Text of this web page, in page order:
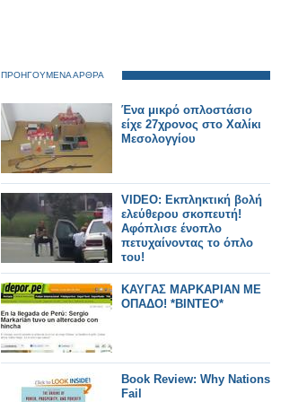
ΠΡΟΗΓΟΥΜΕΝΑ ΑΡΘΡΑ
Ένα μικρό οπλοστάσιο
είχε 27χρονος στο Χαλίκι
Μεσολογγίου
VIDEO: Εκπληκτική βολή
ελεύθερου σκοπευτή!
Αφόπλισε ένοπλο
πετυχαίνοντας το όπλο
του!
ΚΑΥΓΑΣ ΜΑΡΚΑΡΙΑΝ ΜΕ
ΟΠΑΔΟ! *ΒΙΝΤΕΟ*
Book Review: Why Nations
Fail